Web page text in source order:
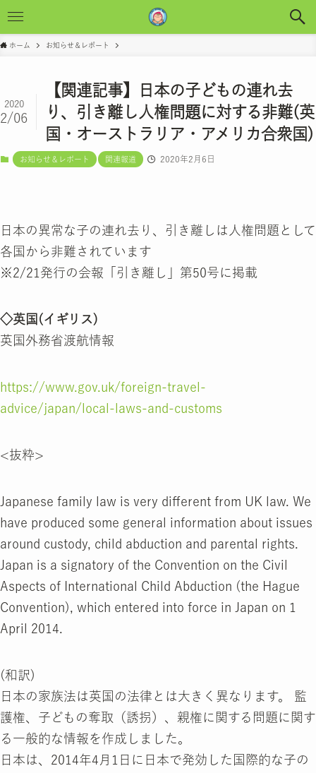
ホーム お知らせ＆レポート
【関連記事】日本の子どもの連れ去
り、引き離し人権問題に対する非難(英
国・オーストラリア・アメリカ合衆国)
2020
2/06
お知らせ＆レポート 関連報道 2020年2月6日
日本の異常な子の連れ去り、引き離しは人権問題として
各国から非難されています
※2/21発行の会報「引き離し」第50号に掲載
◇英国(イギリス)
英国外務省渡航情報
https://www.gov.uk/foreign-travel-
advice/japan/local-laws-and-customs
<抜粋>
Japanese family law is very different from UK law. We
have produced some general information about issues
around custody, child abduction and parental rights.
Japan is a signatory of the Convention on the Civil
Aspects of International Child Abduction (the Hague
Convention), which entered into force in Japan on 1
April 2014.
(和訳)
日本の家族法は英国の法律とは大きく異なります。 監
護権、子どもの奪取（誘拐）、親権に関する問題に関す
る一般的な情報を作成しました。
日本は、2014年4月1日に日本で発効した国際的な子の